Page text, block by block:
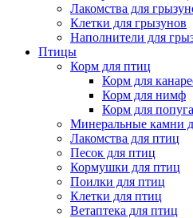
Лакомства для
Клетки для грызунов
Наполнители для
Птицы
Корм для птиц
Корм для
Корм для нимф
Корм для
Минеральные камни
Лакомства для птиц
Песок для птиц
Кормушки для птиц
Поилки для птиц
Клетки для птиц
Ветаптека для птиц